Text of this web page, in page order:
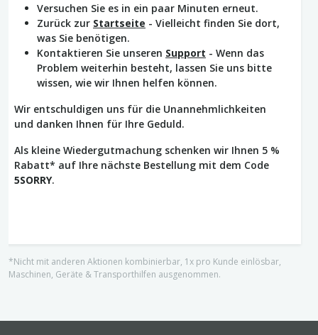
Versuchen Sie es in ein paar Minuten erneut.
Zurück zur Startseite - Vielleicht finden Sie dort,
was Sie benötigen.
Kontaktieren Sie unseren Support - Wenn das
Problem weiterhin besteht, lassen Sie uns bitte
wissen, wie wir Ihnen helfen können.
Wir entschuldigen uns für die Unannehmlichkeiten
und danken Ihnen für Ihre Geduld.
Als kleine Wiedergutmachung schenken wir Ihnen 5 %
Rabatt* auf Ihre nächste Bestellung mit dem Code
5SORRY.
*Nicht mit anderen Aktionen kombinierbar, 1x pro Kunde einlösbar,
Maschinen, Geräte & Transporthilfen ausgenommen.